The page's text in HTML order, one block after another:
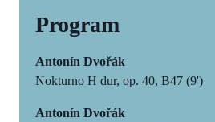
Program
Antonín Dvořák
Nokturno H dur,
Antonín Dvořák